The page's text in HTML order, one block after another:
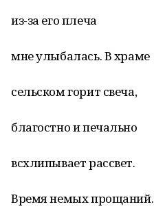
из-за его плеча
мне улыбалась. В храме
сельском горит свеча,
благостно и печально
всхлипывает рассвет.
Время немых прощаний.